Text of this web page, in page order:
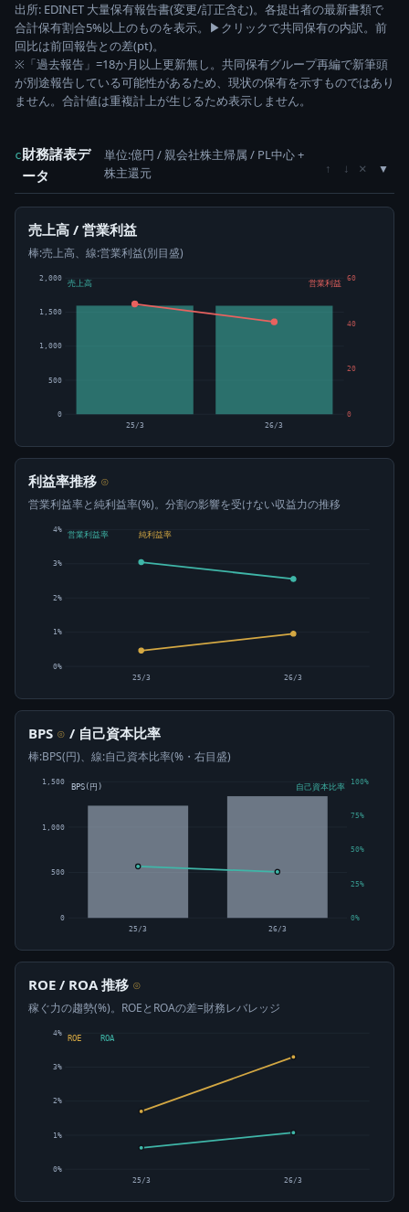
出所: EDINET 大量保有報告書(変更/訂正含む)。各提出者の最新書類で
合計保有割合5%以上のものを表示。▶クリックで共同保有の内訳。前
回比は前回報告との差(pt)。
※「過去報告」=18か月以上更新無し。共同保有グループ再編で新筆頭
が別途報告している可能性があるため、現状の保有を示すものではあり
ません。合計値は重複計上が生じるため表示しません。
c財務諸表デ
ータ
単位:億円 / 親会社株主帰属 / PL中心 +
株主還元
↑ ↓ ×
売上高 / 営業利益
棒:売上高、線:営業利益(別目盛)
0
500
1,000
1,500
2,000
0
20
40
60
25/3 26/3
売上高 営業利益
利益率推移 ⊙
営業利益率と純利益率(%)。分割の影響を受けない収益力の推移
0%
1%
2%
3%
4%
営業利益率 純利益率
25/3 26/3
BPS ⊙ / 自己資本比率
棒:BPS(円)、線:自己資本比率(%・右目盛)
0
500
1,000
1,500
0%
25%
50%
75%
100%
25/3 26/3
BPS(円) 自己資本比率
ROE / ROA 推移 ⊙
稼ぐ力の趨勢(%)。ROEとROAの差=財務レバレッジ
0%
1%
2%
3%
4%
ROE ROA
25/3 26/3